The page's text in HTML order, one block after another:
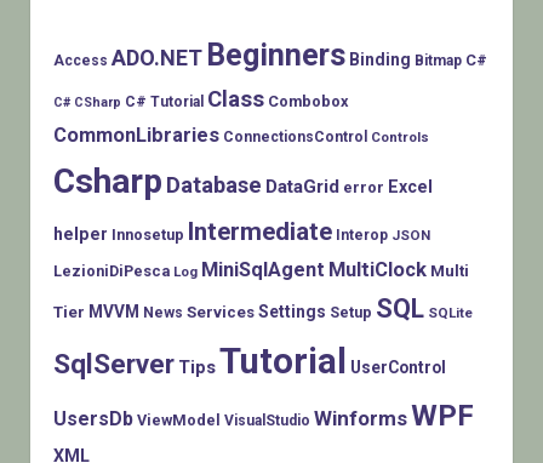
Access ADO.NET Beginners Binding Bitmap C#
C# CSharp C# Tutorial Class Combobox
CommonLibraries ConnectionsControl Controls
Csharp Database DataGrid error Excel
helper Innosetup Intermediate Interop JSON
LezioniDiPesca Log MiniSqlAgent MultiClock Multi
Tier MVVM News Services Settings Setup SQL SQLite
SqlServer TipsTutorial UserControl
UsersDb ViewModel VisualStudio WinformsWPF
XML